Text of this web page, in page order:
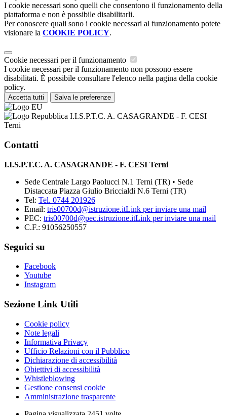
I cookie necessari sono quelli che consentono il funzionamento della
piattaforma e non è possibile disabilitarli.
Per conoscere quali sono i cookie necessari al funzionamento potete
visionare la COOKIE POLICY.
Cookie necessari per il funzionamento
I cookie necessari per il funzionamento non possono essere
disabilitati. È possibile consultare l'elenco nella pagina della cookie
policy.
Accetta tutti Salva le preferenze
I.I.S.P.T.C. A. CASAGRANDE - F. CESI
Terni
Contatti
I.I.S.P.T.C. A. CASAGRANDE - F. CESI Terni
Sede Centrale Largo Paolucci N.1 Terni (TR) • Sede
Distaccata Piazza Giulio Briccialdi N.6 Terni (TR)
Tel: Tel. 0744 201926
Email: tris00700d@istruzione.itLink per inviare una mail
PEC: tris00700d@pec.istruzione.itLink per inviare una mail
C.F.: 91056250557
Seguici su
Facebook
Youtube
Instagram
Sezione Link Utili
Cookie policy
Note legali
Informativa Privacy
Ufficio Relazioni con il Pubblico
Dichiarazione di accessibilità
Obiettivi di accessibilità
Whistleblowing
Gestione consensi cookie
Amministrazione trasparente